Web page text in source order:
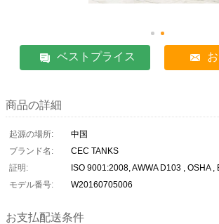
ベストプライス
商品の詳細
起源の場所:
中国
ブランド名:
CEC TANKS
証明:
ISO 9001:2008, AWWA D103 , OSHA ,
モデル番号:
W20160705006
お支払配送条件